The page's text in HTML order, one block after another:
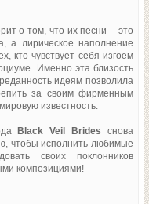
о том, что их песни – это
а лирическое наполнение
кто чувствует себя изгоем
Именно эта близость
идеям позволила
за своим фирменным
известность.
Black Veil Brides снова
чтобы исполнить любимые
своих поклонников
композициями!